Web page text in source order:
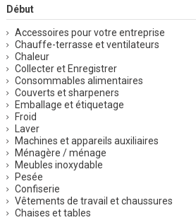
Début
Accessoires pour votre entreprise
Chauffe-terrasse et ventilateurs
Chaleur
Collecter et Enregistrer
Consommables alimentaires
Couverts et sharpeners
Emballage et étiquetage
Froid
Laver
Machines et appareils auxiliaires
Ménagère / ménage
Meubles inoxydable
Pesée
Confiserie
Vêtements de travail et chaussures
Chaises et tables